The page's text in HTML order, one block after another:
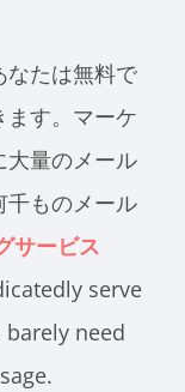
なたは無料で
す。マーケ
大量のメール
千ものメール
サービス
serve
need